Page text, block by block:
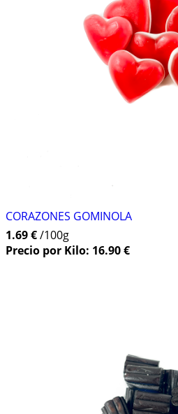
CORAZONES GOMINOLA
1.69 €/100g
Precio por Kilo: 16.90 €